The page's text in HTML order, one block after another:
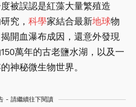
被誤認是紅藻大量繁殖造
究， 科學家結合最新地球物
開血瀑布成因，還意外發現
萬年的古老鹽水湖，以及一
神秘微生物世界。
- 請繼續往下閱讀